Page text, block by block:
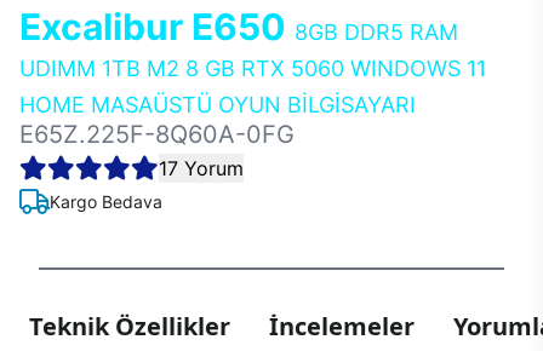
Excalibur E650 8GB DDR5 RAM
UDIMM 1TB M2 8 GB RTX 5060 WINDOWS 11
HOME MASAÜSTÜ OYUN BİLGİSAYARI
E65Z.225F-8Q60A-0FG
17 Yorum
Kargo Bedava
Teknik Özellikler İncelemeler